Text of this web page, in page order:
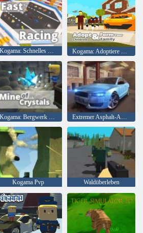
Kogama: Schnelles Rennen Kogama: Adoptiere Kinder und bilde deine Familie
Kogama: Bergwerk der Kristalle Extremer Asphalt-Autorennen
Kogama Pvp Waldüberleben